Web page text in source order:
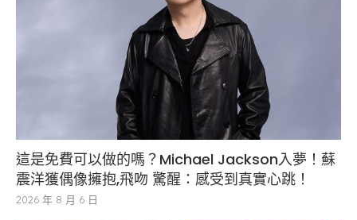
這是免費可以做的嗎？Michael Jackson入夢！蘇
震洋獲偶像擁抱,飛吻 驚醒：感受到真實心跳！
2026 年 8 月 6 日